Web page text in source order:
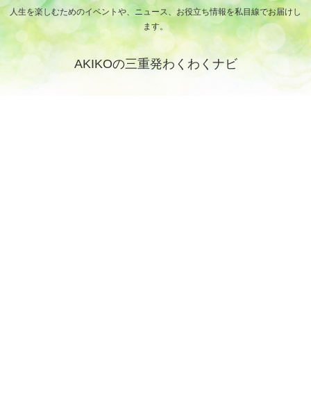
人生を楽しむためのイベントや、ニュース、お役立ち情報を私目線でお届けし
ます。
AKIKOの三重発わくわくナビ